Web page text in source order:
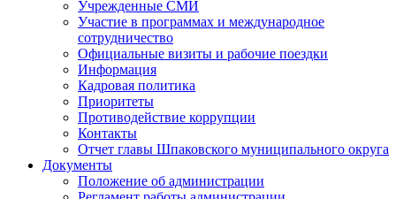
Учрежденные СМИ
Участие в программах и международное
сотрудничество
Официальные визиты и рабочие поездки
Информация
Кадровая политика
Приоритеты
Противодействие коррупции
Контакты
Отчет главы Шпаковского муниципального округа
Документы
Положение об администрации